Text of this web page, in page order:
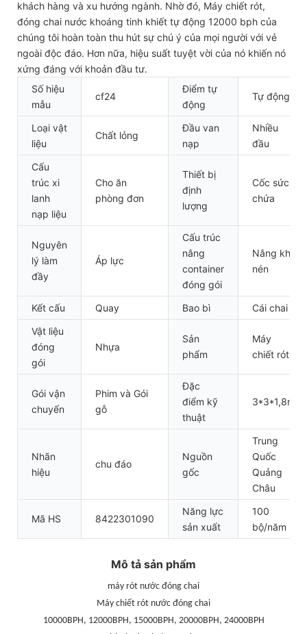
khách hàng và xu hướng ngành. Nhờ đó, Máy chiết rót,
đóng chai nước khoáng tinh khiết tự động 12000 bph của
chúng tôi hoàn toàn thu hút sự chú ý của mọi người với vẻ
ngoài độc đáo. Hơn nữa, hiệu suất tuyệt vời của nó khiến nó
xứng đáng với khoản đầu tư.
Số hiệu
mẫu
cf24
Điểm tự
động
Tự động
Loại vật
liệu
Chất lỏng
Đầu van
nạp
Nhiều
đầu
Cấu
trúc xi
lanh
nạp liệu
Cho ăn
phòng đơn
Thiết bị
định
lượng
Cốc sức
chứa
Nguyên
lý làm
đầy
Áp lực
Cấu trúc
nâng
container
đóng gói
Nâng khí
nén
Kết cấu Quay Bao bì
Cái chai
Vật liệu
đóng
gói
Nhựa
Sản
phẩm
Máy
chiết rót
Gói vận
chuyển
Phim và Gói
gỗ
Đặc
điểm kỹ
thuật
3*3*1,8m
Nhãn
hiệu
chu đáo
Nguồn
gốc
Trung
Quốc
Quảng
Châu
Mã HS 8422301090
Năng lực
sản xuất
100
bộ/năm
Mô tả sản phẩm
máy rót nước đóng chai
Máy chiết rót nước đóng chai
10000BPH, 12000BPH, 15000BPH, 20000BPH, 24000BPH